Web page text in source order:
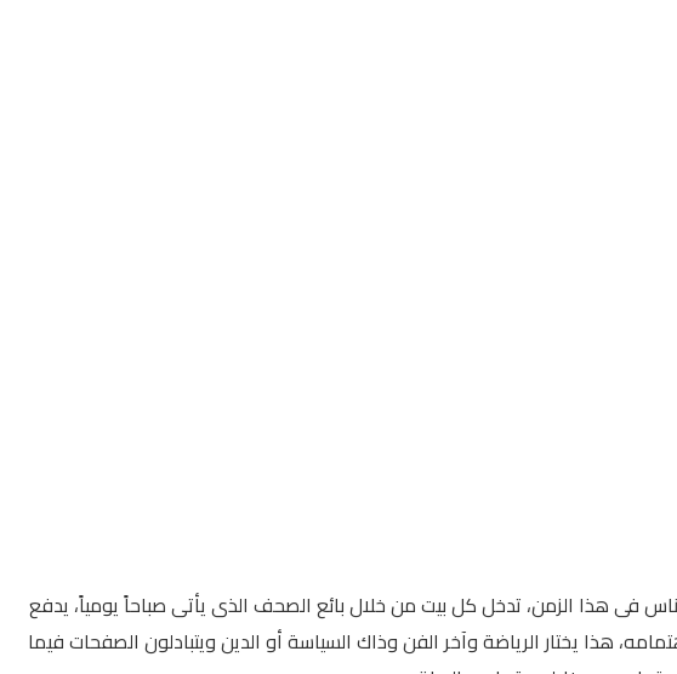
فى هذا الزمن، تدخل كل بيت من خلال بائع الصحف الذى يأتى صباحاً يومياً، يدفع
هذا يختار الرياضة وآخر الفن وذاك السياسة أو الدين ويتبادلون الصفحات فيما